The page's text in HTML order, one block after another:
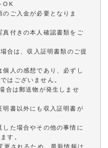
OK
ご入金が必要となりま
真付きの本人確認書類をご
合は、収入証明書類のご提
人の感想であり、必ずし
はございません。
合は郵送物が発生しませ
明書以外にも収入証明書が
た場合やその他の事情に
す。
更されるため、最新情報は